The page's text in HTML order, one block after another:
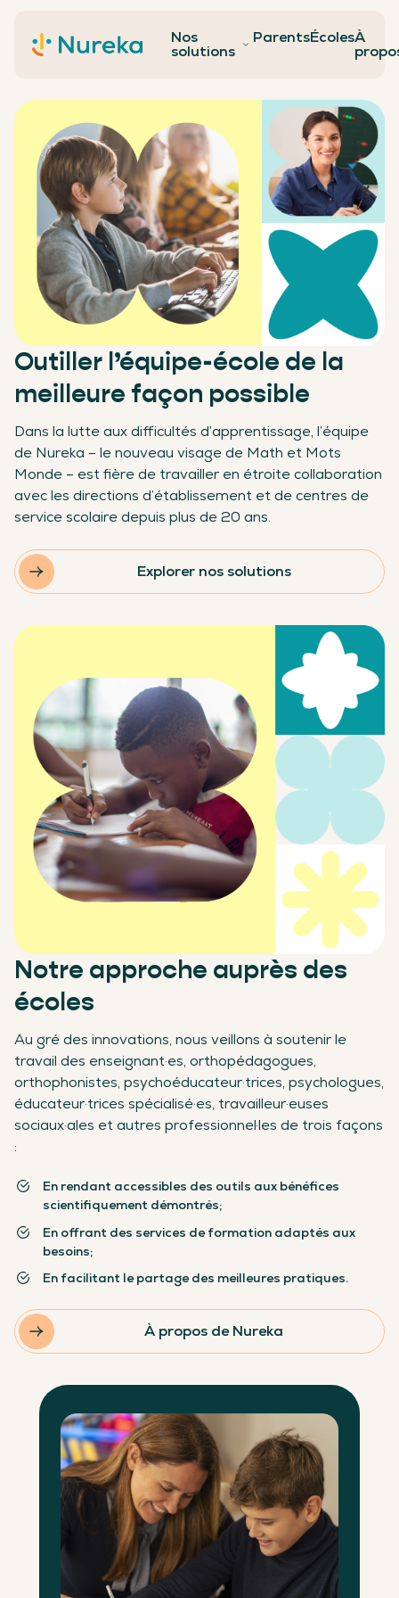
Nos
solutions
ParentsÉcolesÀ
Contact
Outiller l’équipe-école de la
meilleure façon possible
Dans la lutte aux difficultés d’apprentissage, l’équipe
de Nureka – le nouveau visage de Math et Mots
Monde – est fière de travailler en étroite collaboration
avec les directions d’établissement et de centres de
service scolaire depuis plus de 20 ans.
Explorer nos solutions
Notre approche auprès des
écoles
Au gré des innovations, nous veillons à soutenir le
travail des enseignant·es, orthopédagogues,
orthophonistes, psychoéducateur·trices, psychologues,
éducateur·trices spécialisé·es, travailleur·euses
sociaux·ales et autres professionnel·les de trois façons
:
En rendant accessibles des outils aux bénéfices
scientifiquement démontrés;
En offrant des services de formation adaptés aux
besoins;
En facilitant le partage des meilleures pratiques.
À propos de Nureka